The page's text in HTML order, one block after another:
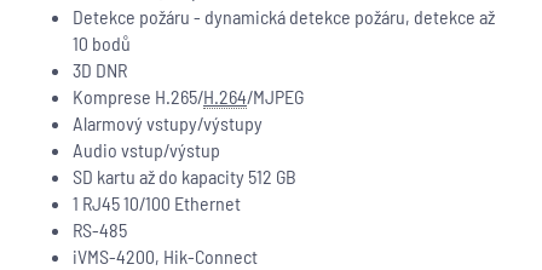
Detekce požáru - dynamická detekce požáru, detekce až
10 bodů
3D DNR
Komprese H.265/H.264/MJPEG
Alarmový vstupy/výstupy
Audio vstup/výstup
SD kartu až do kapacity 512 GB
1 RJ45 10/100 Ethernet
RS-485
iVMS-4200, Hik-Connect